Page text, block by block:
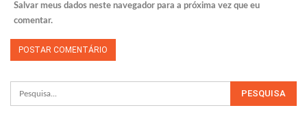
Salvar meus dados neste navegador para a próxima vez que eu
comentar.